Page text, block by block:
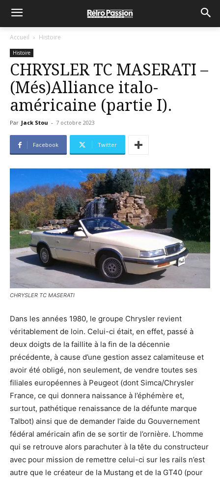
Accueil Histoire
Histoire
CHRYSLER TC MASERATI –
(Més)Alliance italo-
américaine (partie I).
Par Jack Stou - 7 octobre 2023
Facebook Twitter
CHRYSLER TC MASERATI
Dans les années 1980, le groupe Chrysler revient
véritablement de loin. Celui-ci était, en effet, passé à
deux doigts de la faillite à la fin de la décennie
précédente, à cause d’une gestion assez calamiteuse et
avoir été obligé, non seulement, de vendre toutes ses
filiales européennes à Peugeot (dont Simca/Chrysler
France, ce qui donnera naissance à l’éphémère et,
surtout, pathétique renaissance de la défunte marque
Talbot) ainsi que de demander l’aide du Gouvernement
fédéral américain afin de se sortir de l’ornière. L’homme
qui se retrouve alors parachuter à la tête du constructeur
avec pour mission de remettre celui-ci sur les rails n’est
autre que le créateur de la Mustang et de la GT40 (pour